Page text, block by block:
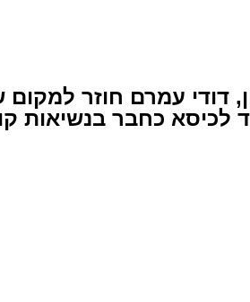
דודי עמרם חוזר
כחבר בנשיאות